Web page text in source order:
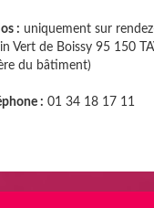
: uniquement sur
Vert de Boissy 95 150
du bâtiment)
: 01 34 18 17 11